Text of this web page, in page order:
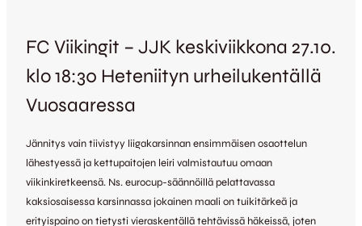
FC Viikingit – JJK keskiviikkona 27.10.
klo 18:30 Heteniityn urheilukentällä
Vuosaaressa
Jännitys vain tiivistyy liigakarsinnan ensimmäisen osaottelun
lähestyessä ja kettupaitojen leiri valmistautuu omaan
viikinkiretkeensä. Ns. eurocup-säännöillä pelattavassa
kaksiosaisessa karsinnassa jokainen maali on tuikitärkeä ja
erityispaino on tietysti vieraskentällä tehtävissä häkeissä, joten